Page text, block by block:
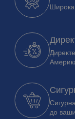
Широка
до